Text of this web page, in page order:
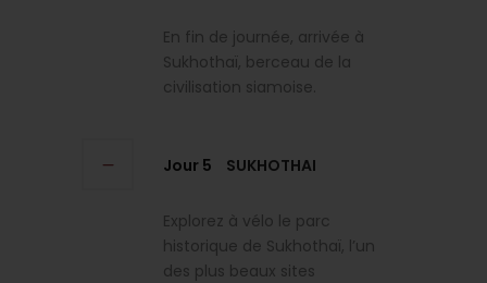
En fin de journée, arrivée à
Sukhothaï, berceau de la
civilisation siamoise.
Jour 5 SUKHOTHAI
Explorez à vélo le parc
historique de Sukhothaï, l’un
des plus beaux sites